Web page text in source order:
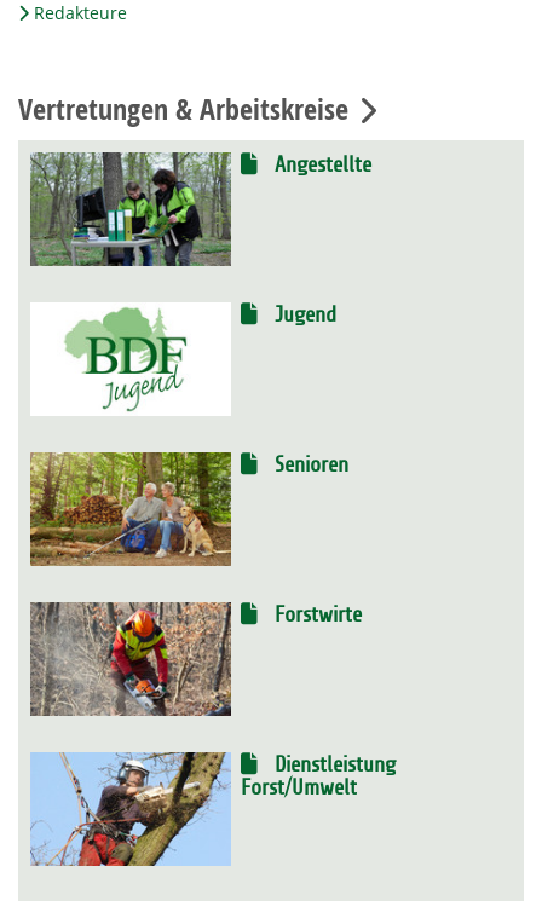
Redakteure
Vertretungen & Arbeitskreise
Angestellte
Jugend
Senioren
Forstwirte
Dienstleistung
Forst/Umwelt